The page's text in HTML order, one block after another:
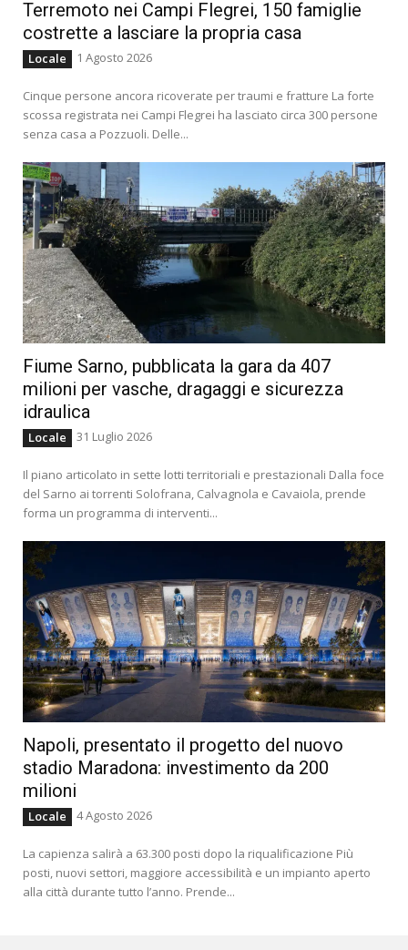
Terremoto nei Campi Flegrei, 150 famiglie
costrette a lasciare la propria casa
Locale 1 Agosto 2026
Cinque persone ancora ricoverate per traumi e fratture La forte
scossa registrata nei Campi Flegrei ha lasciato circa 300 persone
senza casa a Pozzuoli. Delle...
Fiume Sarno, pubblicata la gara da 407
milioni per vasche, dragaggi e sicurezza
idraulica
Locale 31 Luglio 2026
Il piano articolato in sette lotti territoriali e prestazionali Dalla foce
del Sarno ai torrenti Solofrana, Calvagnola e Cavaiola, prende
forma un programma di interventi...
Napoli, presentato il progetto del nuovo
stadio Maradona: investimento da 200
milioni
Locale 4 Agosto 2026
La capienza salirà a 63.300 posti dopo la riqualificazione Più
posti, nuovi settori, maggiore accessibilità e un impianto aperto
alla città durante tutto l’anno. Prende...